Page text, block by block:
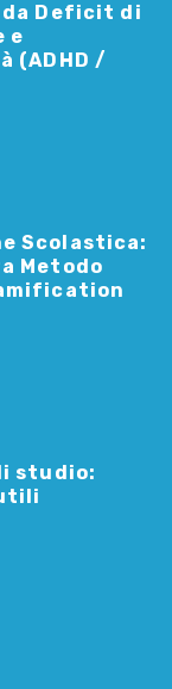
da Deficit di
e
(ADHD /
Scolastica:
Metodo
studio: